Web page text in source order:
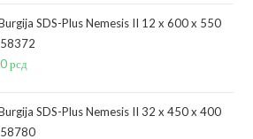
je
je:
SDS-Plus Nemesis II 12 x 600 x 550
рсд
SDS-Plus Nemesis II 32 x 450 x 400